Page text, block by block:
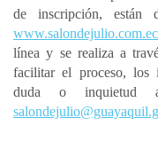
de inscripción, están
www.salondejulio.com.ec
línea y se realiza a
facilitar el proceso, los
duda o inquietud